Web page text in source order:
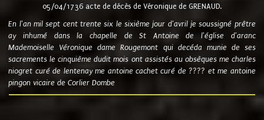
05/04/1736 acte de décès de Véronique de GRENAUD.
En l'an mil sept cent trente six le sixième jour d'avril je soussigné prêtre
ay inhumé dans la chapelle de St Antoine de l'église d'aranc
Mademoiselle Véronique dame Rougemont qui decéda munie de ses
sacrements le cinquième dudit mois ont assistés au obsèques me charles
niogret curé de lentenay me antoine cachet curé de ???? et me antoine
pingon vicaire de Corlier Dombe